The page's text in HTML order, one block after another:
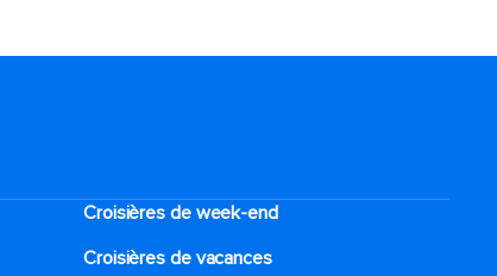
Croisières de week-end
Croisières de vacances